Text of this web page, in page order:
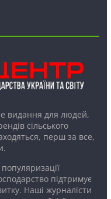
видання для людей,
сільського
перш за все,
підтримує
Наші журналісти